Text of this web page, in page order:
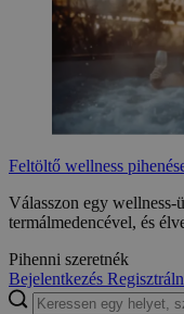
Feltöltő wellness
Válasszon egy wellness-
termálmedencével, és
Pihenni szeretnék
Bejelentkezés